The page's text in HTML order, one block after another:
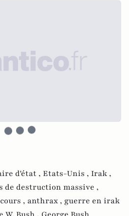
d'état , Etats-Unis , Irak ,
de destruction massive ,
, anthrax , guerre en irak